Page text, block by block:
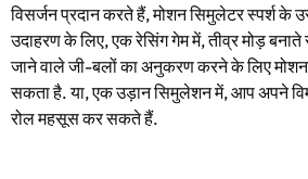
विसर्जन प्रदान करते हैं, मोशन सिमुलेटर स्पर्श के
उदाहरण के लिए, एक रेसिंग गेम में, तीव्र मोड़
जाने वाले जी-बलों का अनुकरण करने के लिए मोशन
सकता है. या, एक उड़ान सिमुलेशन में, आप अपने
रोल महसूस कर सकते हैं.